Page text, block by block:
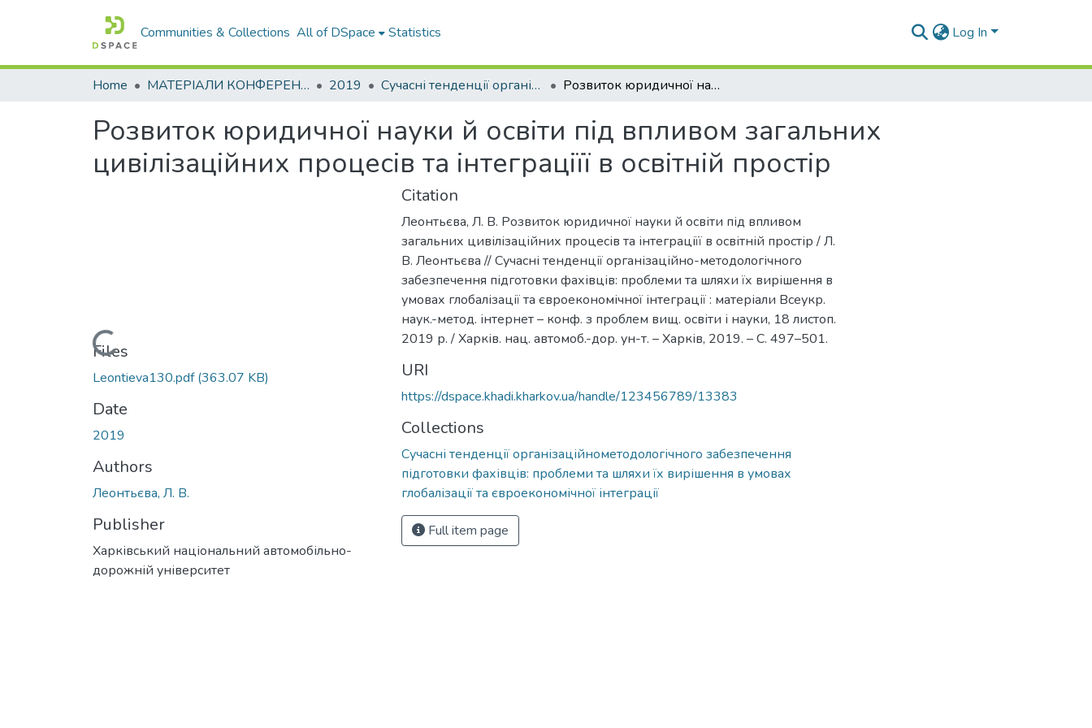
Communities & Collections All of DSpace Statistics Log In
Home МАТЕРІАЛИ КОНФЕРЕНЦІЙ 2019 Сучасні тенденції організаційнометодологічного забезпечення підготовки фахівців: проблеми та шляхи їх вирішення в умовах глобалізації та євроекономічної інтеграції Розвиток юридичної науки й освіти під впливом загальних цивілізаційних процесів та інтеграціїї в освітній простір
Розвиток юридичної науки й освіти під впливом загальних
цивілізаційних процесів та інтеграціїї в освітній простір
Loading...
Files
Leontieva130.pdf(363.07 KB)
Date
2019
Authors
Леонтьєва, Л. В.
Publisher
Харківський національний автомобільно-
дорожній університет
Citation
Леонтьєва, Л. В. Розвиток юридичної науки й освіти під впливом
загальних цивілізаційних процесів та інтеграціїї в освітній простір / Л.
В. Леонтьєва // Сучасні тенденції організаційно-методологічного
забезпечення підготовки фахівців: проблеми та шляхи їх вирішення в
умовах глобалізації та євроекономічної інтеграції : матеріали Всеукр.
наук.-метод. інтернет – конф. з проблем вищ. освіти і науки, 18 листоп.
2019 р. / Харків. нац. автомоб.-дор. ун-т. – Харків, 2019. – С. 497–501.
URI
https://dspace.khadi.kharkov.ua/handle/123456789/13383
Collections
Сучасні тенденції організаційнометодологічного забезпечення
підготовки фахівців: проблеми та шляхи їх вирішення в умовах
глобалізації та євроекономічної інтеграції
Full item page